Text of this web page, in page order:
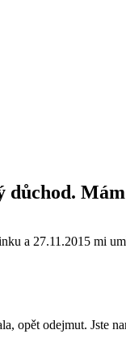
a 27.11.2015 mi
opět odejmut. Jste